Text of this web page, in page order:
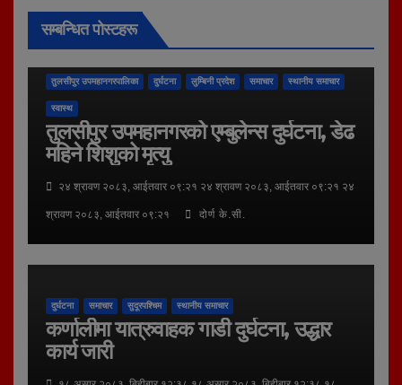
सम्बन्धित पोस्टहरू
तुलसीपुर उपमहानगरपालिका दुर्घटना लुम्बिनी प्रदेश समाचार स्थानीय समाचार
स्वास्थ
तुलसीपुर उपमहानगरको एम्बुलेन्स दुर्घटना, डेढ
महिने शिशुको मृत्यु
२४ श्रावण २०८३, आईतवार ०९:२१ २४ श्रावण २०८३, आईतवार ०९:२१ २४
श्रावण २०८३, आईतवार ०९:२१ दोर्ण के.सी.
दुर्घटना समाचार सुदूरपश्चिम स्थानीय समाचार
कर्णालीमा यात्रुवाहक गाडी दुर्घटना, उद्धार
कार्य जारी